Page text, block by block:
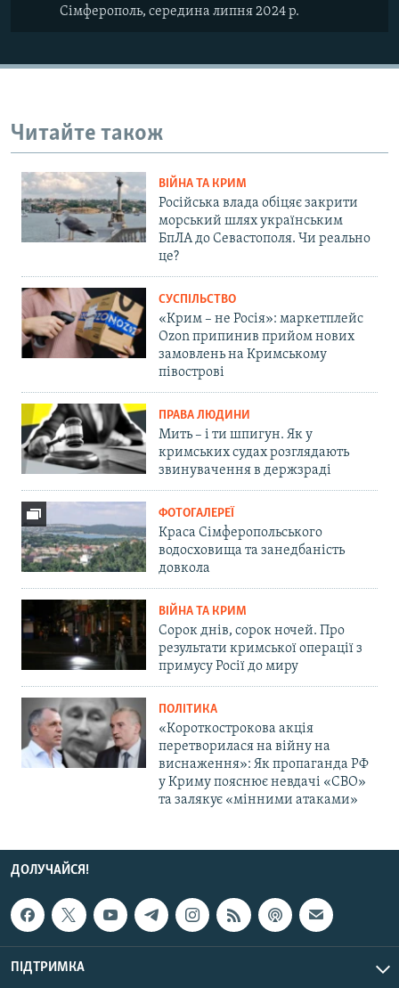
Сімферополь, середина липня 2024 р.
Читайте також
ВІЙНА ТА КРИМ
Російська влада обіцяє закрити
морський шлях українським
БпЛА до Севастополя. Чи реально
це?
СУСПІЛЬСТВО
«Крим – не Росія»: маркетплейс
Ozon припинив прийом нових
замовлень на Кримському
півострові
ПРАВА ЛЮДИНИ
Мить – і ти шпигун. Як у
кримських судах розглядають
звинувачення в держзраді
ФОТОГАЛЕРЕЇ
Краса Сімферопольського
водосховища та занедбаність
довкола
ВІЙНА ТА КРИМ
Сорок днів, сорок ночей. Про
результати кримської операції з
примусу Росії до миру
ПОЛІТИКА
«Короткострокова акція
перетворилася на війну на
виснаження»: Як пропаганда РФ
у Криму пояснює невдачі «СВО»
та залякує «мінними атаками»
ДОЛУЧАЙСЯ!
ПІДТРИМКА